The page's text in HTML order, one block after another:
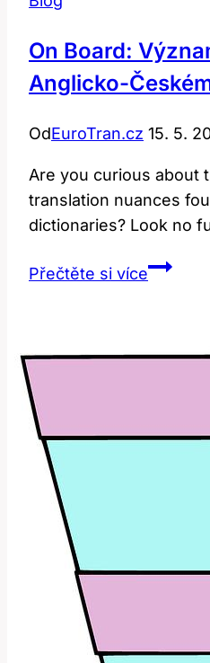
On Board:
Anglicko-
OdEuroTran.cz 15. 5.
Are you curious about
translation nuances
dictionaries? Look no
Přečtěte si víceOn
Překlad
Českém